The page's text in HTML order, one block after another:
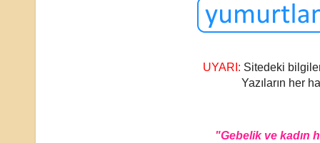
UYARI: Sitedeki
Yazıların her
"Gebelik ve kadın